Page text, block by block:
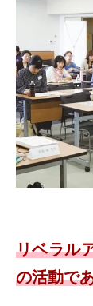
リベラル
の活動で